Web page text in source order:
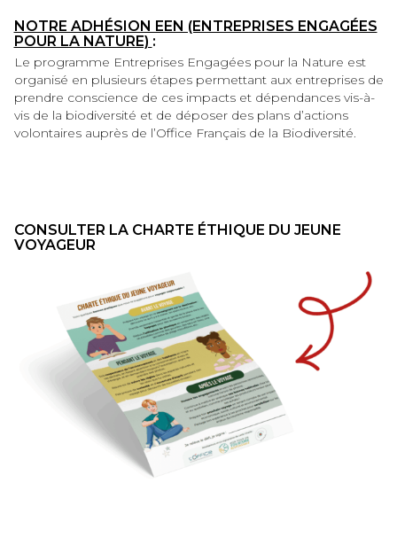
NOTRE ADHÉSION EEN (ENTREPRISES ENGAGÉES
POUR LA NATURE) :
Le programme Entreprises Engagées pour la Nature est
organisé en plusieurs étapes permettant aux entreprises de
prendre conscience de ces impacts et dépendances vis-à-
vis de la biodiversité et de déposer des plans d’actions
volontaires auprès de l’Office Français de la Biodiversité.
CONSULTER LA CHARTE ÉTHIQUE DU JEUNE
VOYAGEUR